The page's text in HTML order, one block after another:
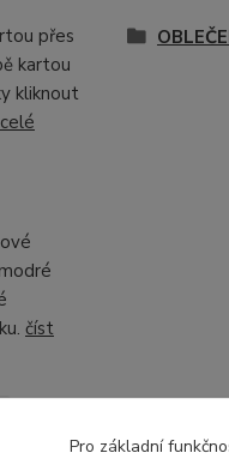
přes
kartou
kliknout
číst
Pro základní